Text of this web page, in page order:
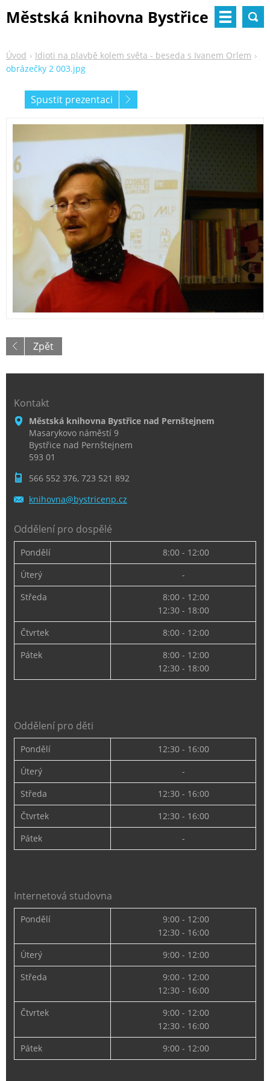
Městská knihovna Bystřice
Úvod
Idioti na plavbě kolem světa - beseda s Ivanem Orlem
obrázečky 2 003.jpg
Spustit prezentaci
Zpět
Kontakt
Městská knihovna Bystřice nad Pernštejnem
Masarykovo náměstí 9
Bystřice nad Pernštejnem
593 01
566 552 376, 723 521 892
knihovna@bystricenp.cz
Oddělení pro dospělé
Pondělí
8:00 - 12:00
Úterý
-
Středa
8:00 - 12:00
12:30 - 18:00
Čtvrtek
8:00 - 12:00
Pátek
8:00 - 12:00
12:30 - 18:00
Oddělení pro děti
Pondělí
12:30 - 16:00
Úterý
-
Středa
12:30 - 16:00
Čtvrtek
12:30 - 16:00
Pátek
-
Internetová studovna
Pondělí
9:00 - 12:00
12:30 - 16:00
Úterý
9:00 - 12:00
Středa
9:00 - 12:00
12:30 - 16:00
Čtvrtek
9:00 - 12:00
12:30 - 16:00
Pátek
9:00 - 12:00